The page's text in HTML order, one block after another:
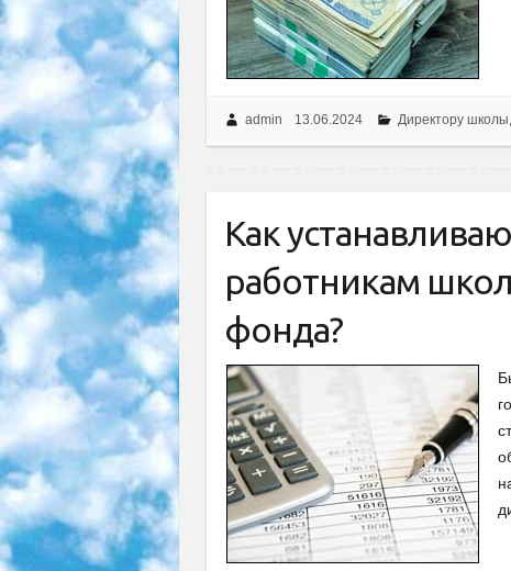
admin 13.06.2024 Директору школы,
Как
работникам
фонда?